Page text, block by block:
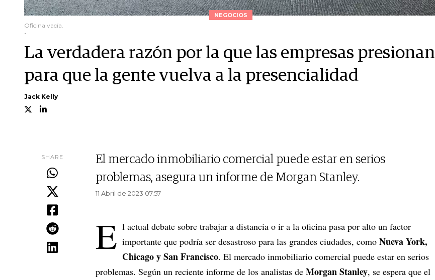
NEGOCIOS
Oficina vacía.
-
La verdadera razón por la que las empresas presionan
para que la gente vuelva a la presencialidad
Jack Kelly
SHARE
El mercado inmobiliario comercial puede estar en serios
problemas, asegura un informe de Morgan Stanley.
11 Abril de 2023 07.57
E l actual debate sobre trabajar a distancia o ir a la oficina pasa por alto un factor
importante que podría ser desastroso para las grandes ciudades, como Nueva York,
Chicago y San Francisco. El mercado inmobiliario comercial puede estar en serios
problemas. Según un reciente informe de los analistas de Morgan Stanley, se espera que el